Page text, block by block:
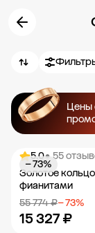
Цены
5.0• 55
Золотое
фианитами
55 774 ₽− 73%
15 327 ₽
− 73%